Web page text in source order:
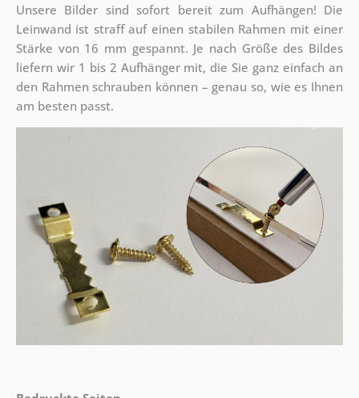
Unsere Bilder sind sofort bereit zum Aufhängen! Die
Leinwand ist straff auf einen stabilen Rahmen mit einer
Stärke von 16 mm gespannt. Je nach Größe des Bildes
liefern wir 1 bis 2 Aufhänger mit, die Sie ganz einfach an
den Rahmen schrauben können – genau so, wie es Ihnen
am besten passt.